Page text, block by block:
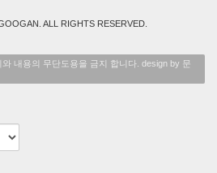
ALL RIGHTS RESERVED.
내용의 무단도용을 금지 합니다. design by 문